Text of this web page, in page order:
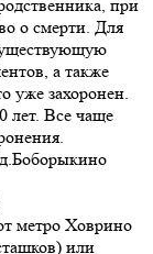
при
о смерти. Для
а также
уже захоронен.
лет. Все чаще
метро Ховрино
или